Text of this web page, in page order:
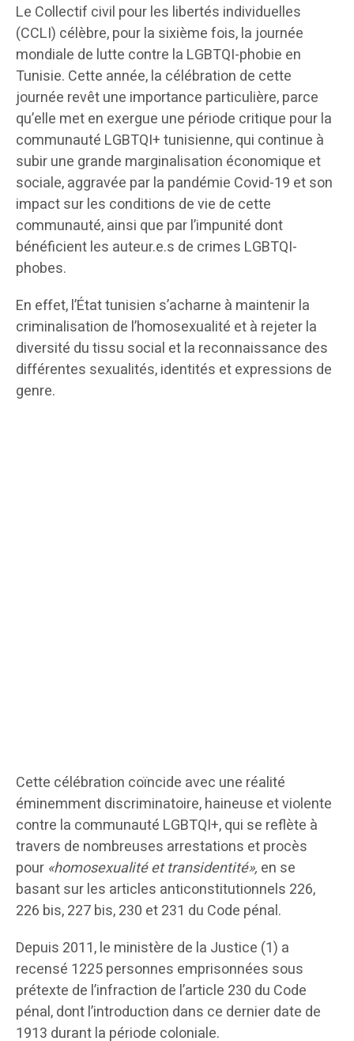
Le Collectif civil pour les libertés individuelles
(CCLI) célèbre, pour la sixième fois, la journée
mondiale de lutte contre la LGBTQI-phobie en
Tunisie. Cette année, la célébration de cette
journée revêt une importance particulière, parce
qu’elle met en exergue une période critique pour la
communauté LGBTQI+ tunisienne, qui continue à
subir une grande marginalisation économique et
sociale, aggravée par la pandémie Covid-19 et son
impact sur les conditions de vie de cette
communauté, ainsi que par l’impunité dont
bénéficient les auteur.e.s de crimes LGBTQI-
phobes.
En effet, l’État tunisien s’acharne à maintenir la
criminalisation de l’homosexualité et à rejeter la
diversité du tissu social et la reconnaissance des
différentes sexualités, identités et expressions de
genre.
Cette célébration coïncide avec une réalité
éminemment discriminatoire, haineuse et violente
contre la communauté LGBTQI+, qui se reflète à
travers de nombreuses arrestations et procès
pour «homosexualité et transidentité», en se
basant sur les articles anticonstitutionnels 226,
226 bis, 227 bis, 230 et 231 du Code pénal.
Depuis 2011, le ministère de la Justice (1) a
recensé 1225 personnes emprisonnées sous
prétexte de l’infraction de l’article 230 du Code
pénal, dont l’introduction dans ce dernier date de
1913 durant la période coloniale.